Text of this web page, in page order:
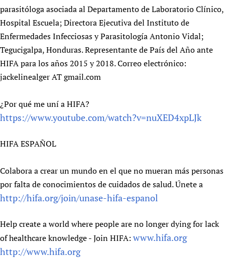
parasitóloga asociada al Departamento de Laboratorio Clínico,
Hospital Escuela; Directora Ejecutiva del Instituto de
Enfermedades Infecciosas y Parasitología Antonio Vidal;
Tegucigalpa, Honduras. Representante de País del Año ante
HIFA para los años 2015 y 2018. Correo electrónico:
jackelinealger AT gmail.com
¿Por qué me uní a HIFA?
https://www.youtube.com/watch?v=nuXED4xpLJk
HIFA ESPAÑOL
Colabora a crear un mundo en el que no mueran más personas
por falta de conocimientos de cuidados de salud. Únete a
http://hifa.org/join/unase-hifa-espanol
Help create a world where people are no longer dying for lack
of healthcare knowledge - Join HIFA: www.hifa.org
http://www.hifa.org